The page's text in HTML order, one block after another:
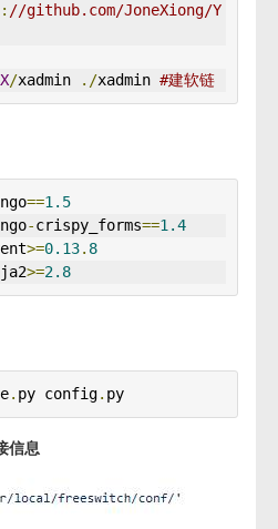
: //github.com/JoneXiong/Y
/xadmin ./xadmin #建软链
==1.5
-crispy_forms==1.4
>=0.13. 8
>=2.8
. py config. py
信息